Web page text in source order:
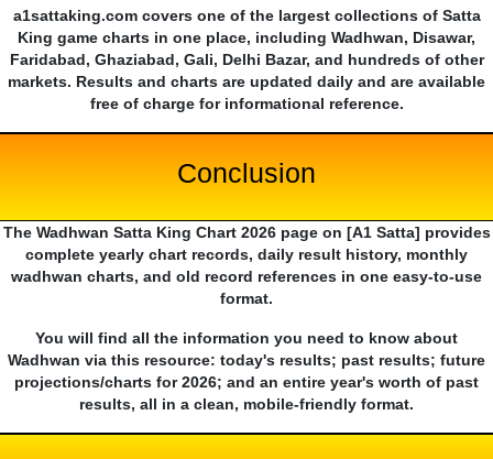
a1sattaking.com covers one of the largest collections of Satta
King game charts in one place, including Wadhwan, Disawar,
Faridabad, Ghaziabad, Gali, Delhi Bazar, and hundreds of other
markets. Results and charts are updated daily and are available
free of charge for informational reference.
Conclusion
The Wadhwan Satta King Chart 2026 page on [A1 Satta] provides
complete yearly chart records, daily result history, monthly
wadhwan charts, and old record references in one easy-to-use
format.
You will find all the information you need to know about
Wadhwan via this resource: today's results; past results; future
projections/charts for 2026; and an entire year's worth of past
results, all in a clean, mobile-friendly format.